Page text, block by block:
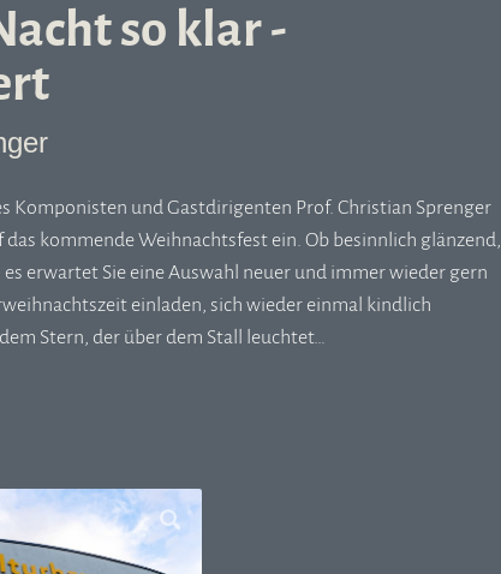
so klar -
Komponisten und Gastdirigenten Prof. Christian Sprenger
kommende Weihnachtsfest ein. Ob besinnlich glänzend,
erwartet Sie eine Auswahl neuer und immer wieder gern
einladen, sich wieder einmal kindlich
Stern, der über dem Stall leuchtet…